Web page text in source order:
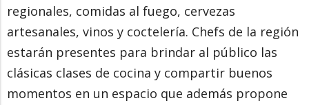
regionales, comidas al fuego, cervezas
artesanales, vinos y coctelería. Chefs de la región
estarán presentes para brindar al público las
clásicas clases de cocina y compartir buenos
momentos en un espacio que además propone